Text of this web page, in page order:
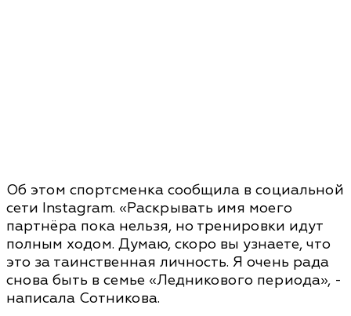
Об этом спортсменка сообщила в социальной
сети Instagram. «Раскрывать имя моего
партнёра пока нельзя, но тренировки идут
полным ходом. Думаю, скоро вы узнаете, что
это за таинственная личность. Я очень рада
снова быть в семье «Ледникового периода», -
написала Сотникова.